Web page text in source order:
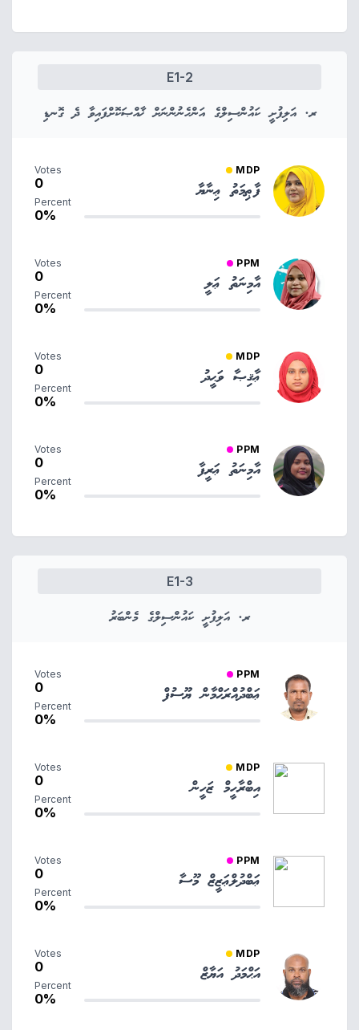
E1-2
ރ. އަލިފުށީ ކައުންސިލްގެ އަންހެނުންނަށް ޚާއްޞަކޮށްފައިވާ ދެ ގޮނޑި
MDP
ފާޠިމަތު ޢިނާޔާ
Votes
0
Percent
0%
PPM
އާމިނަތު ޢަލީ
Votes
0
Percent
0%
MDP
ޢާޤިޞާ ވަޙީދު
Votes
0
Percent
0%
PPM
އާމިނަތު ޢަރީފާ
Votes
0
Percent
0%
E1-3
ރ. އަލިފުށީ ކައުންސިލްގެ މެންބަރު
PPM
ޢަބްދުއްރަޙްމާން ޔޫސުފް
Votes
0
Percent
0%
MDP
އިބްރާހީމް ޒަހީން
Votes
0
Percent
0%
PPM
ޢަބްދުލްޢަޒީޒް މޫސާ
Votes
0
Percent
0%
MDP
އަޙްމަދު އަޔާޒް
Votes
0
Percent
0%